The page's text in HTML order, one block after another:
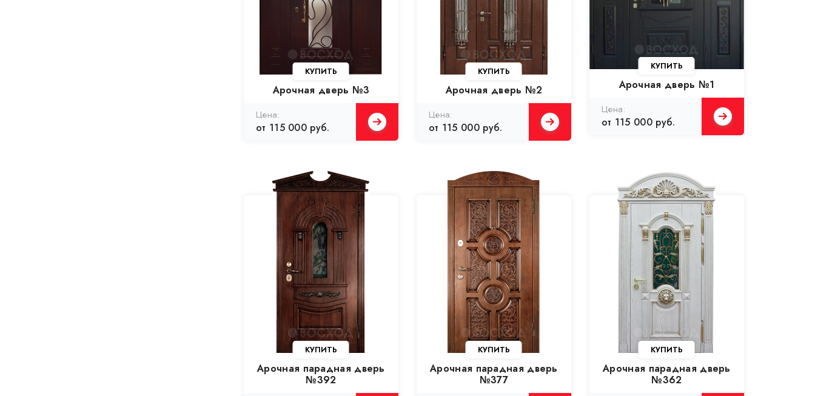
Арочная дверь №3
от 115 000 руб.
Арочная дверь №2
от 115 000 руб.
Арочная дверь №1
от 115 000 руб.
Арочная парадная дверь
№392
Арочная парадная дверь
№377
Арочная парадная дверь
№362